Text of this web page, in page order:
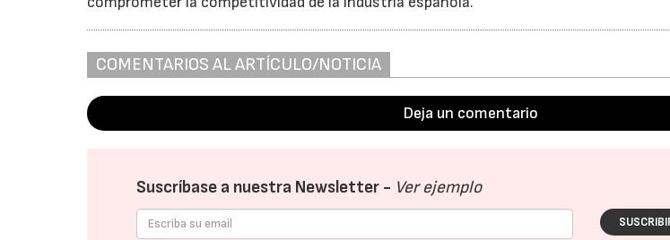
COMENTARIOS AL ARTÍCULO/NOTICIA
Deja un comentario
Suscríbase a nuestra Newsletter - Ver ejemplo